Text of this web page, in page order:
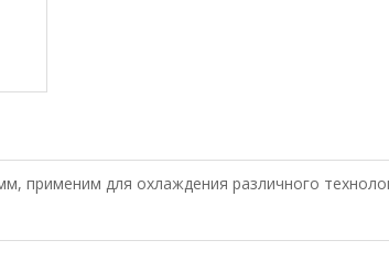
применим для охлаждения различного